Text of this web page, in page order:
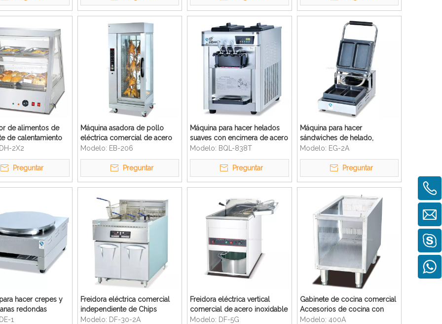
de alimentos de
de calentamiento
eléctrico de
DH-2X2
Preguntar
Máquina asadora de pollo
eléctrica comercial de acero
inoxidable
Modelo: EB-206
Preguntar
Máquina para hacer helados
suaves con encimera de acero
inoxidable de buena calidad
Modelo: BQL-838T
Preguntar
Máquina para hacer
sándwiches de helado,
sándwich de gofres y cocina
de hotel
Modelo: EG-2A
Preguntar
hacer crepes y
redondas
comerciales de
DE-1
Freidora eléctrica comercial
independiente de Chips
Chicen
Modelo: DF-30-2A
Freidora eléctrica vertical
comercial de acero inoxidable
con control de temperatura,
Modelo: DF-5G
Gabinete de cocina comercial
Accesorios de cocina con
horno combinado
Modelo: 400A